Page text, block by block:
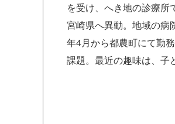
を受け、へき地の診療所
宮崎県へ異動。地域の病
年4月から都農町にて勤
課題。最近の趣味は、子